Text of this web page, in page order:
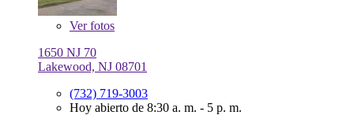
Verfotos
1650 NJ 70
Lakewood, NJ 08701
(732) 719-3003
Hoy abierto de 8:30 a. m. - 5 p. m.